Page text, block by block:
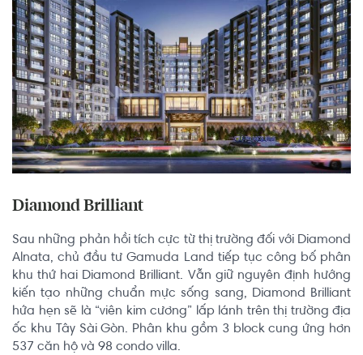
Diamond Brilliant
Sau những phản hồi tích cực từ thị trường đối với Diamond
Alnata, chủ đầu tư Gamuda Land tiếp tục công bố phân
khu thứ hai Diamond Brilliant. Vẫn giữ nguyên định hướng
kiến tạo những chuẩn mực sống sang, Diamond Brilliant
hứa hẹn sẽ là “viên kim cương” lấp lánh trên thị trường địa
ốc khu Tây Sài Gòn. Phân khu gồm 3 block cung ứng hơn
537 căn hộ và 98 condo villa.